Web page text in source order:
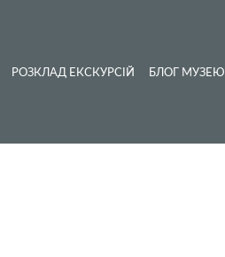
РОЗКЛАД ЕКСКУРСІЙ БЛОГ МУЗЕЮ